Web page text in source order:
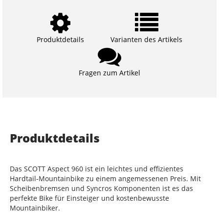
Produktdetails Varianten des Artikels
Fragen zum Artikel
Produktdetails
Das SCOTT Aspect 960 ist ein leichtes und effizientes
Hardtail-Mountainbike zu einem angemessenen Preis. Mit
Scheibenbremsen und Syncros Komponenten ist es das
perfekte Bike für Einsteiger und kostenbewusste
Mountainbiker.